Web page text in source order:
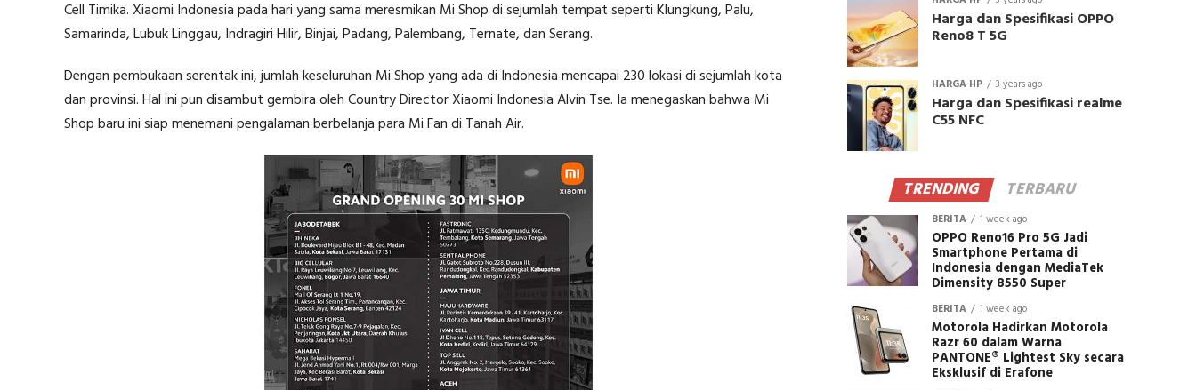
Cell Timika. Xiaomi Indonesia pada hari yang sama meresmikan Mi Shop di sejumlah tempat seperti Klungkung, Palu,
Samarinda, Lubuk Linggau, Indragiri Hilir, Binjai, Padang, Palembang, Ternate, dan Serang.
Dengan pembukaan serentak ini, jumlah keseluruhan Mi Shop yang ada di Indonesia mencapai 230 lokasi di sejumlah kota
dan provinsi. Hal ini pun disambut gembira oleh Country Director Xiaomi Indonesia Alvin Tse. Ia menegaskan bahwa Mi
Shop baru ini siap menemani pengalaman berbelanja para Mi Fan di Tanah Air.
Harga dan Spesifikasi OPPO
Reno8 T 5G
HARGA HP 3 years ago
Harga dan Spesifikasi realme
C55 NFC
TRENDING TERBARU
BERITA 1 week ago
OPPO Reno16 Pro 5G Jadi
Smartphone Pertama di
Indonesia dengan MediaTek
Dimensity 8550 Super
BERITA 1 week ago
Motorola Hadirkan Motorola
Razr 60 dalam Warna
PANTONE® Lightest Sky secara
Eksklusif di Erafone